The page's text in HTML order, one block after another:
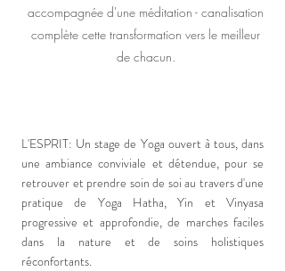
accompagnée d'une méditation - canalisation
complète cette transformation vers le meilleur
de chacun.
L'ESPRIT: Un stage de Yoga ouvert à tous, dans
une ambiance conviviale et détendue, pour se
retrouver et prendre soin de soi au travers d'une
pratique de Yoga Hatha, Yin et Vinyasa
progressive et approfondie, de marches faciles
dans la nature et de soins holistiques
réconfortants.